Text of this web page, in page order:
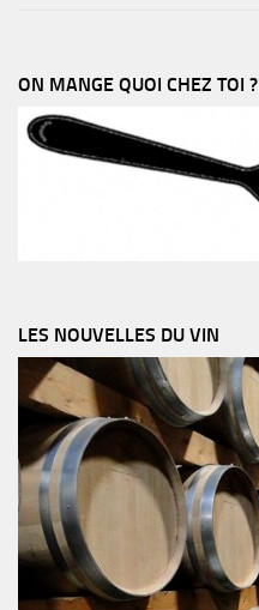
ON MANGE QUOI CHEZ TOI ?
LES NOUVELLES DU VIN